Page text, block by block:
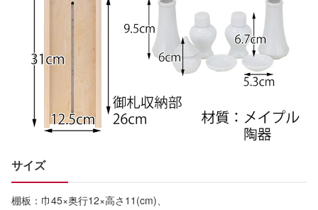
サイズ
棚板：巾45×奥行12×高さ11(cm)、